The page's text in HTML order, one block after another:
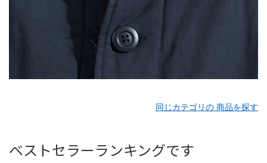
同じカテゴリの 商品を探す
ベストセラーランキングです